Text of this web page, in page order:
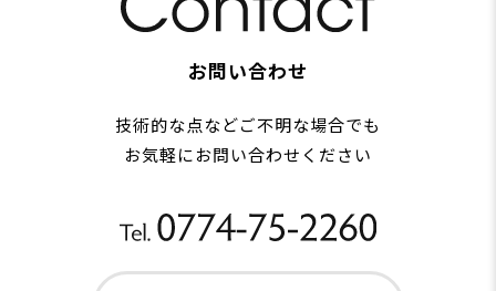
お問い合わせ
技術的な点などご不明な場合でも
お気軽にお問い合わせください